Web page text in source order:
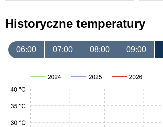
Historyczne temperatury
06:00 07:00 08:00 09:00